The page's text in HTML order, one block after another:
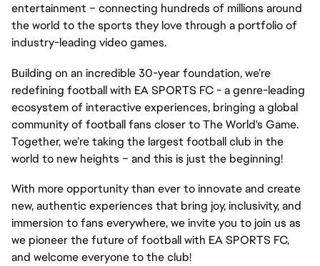
entertainment – connecting hundreds of millions around
the world to the sports they love through a portfolio of
industry-leading video games.
Building on an incredible 30-year foundation, we’re
redefining football with EA SPORTS FC - a genre-leading
ecosystem of interactive experiences, bringing a global
community of football fans closer to The World's Game.
Together, we’re taking the largest football club in the
world to new heights – and this is just the beginning!
With more opportunity than ever to innovate and create
new, authentic experiences that bring joy, inclusivity, and
immersion to fans everywhere, we invite you to join us as
we pioneer the future of football with EA SPORTS FC,
and welcome everyone to the club!